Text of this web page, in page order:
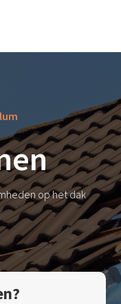
op het dak